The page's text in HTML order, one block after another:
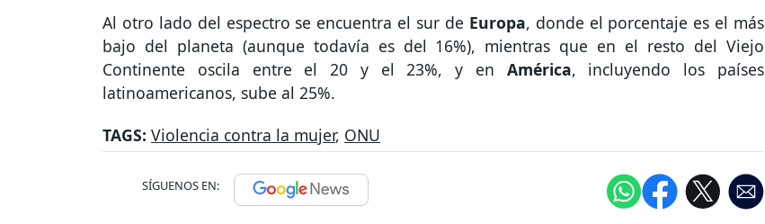
Al otro lado del espectro se encuentra el sur de Europa, donde el porcentaje es el más
bajo del planeta (aunque todavía es del 16%), mientras que en el resto del Viejo
Continente oscila entre el 20 y el 23%, y en América, incluyendo los países
latinoamericanos, sube al 25%.
TAGS: Violencia contra la mujer, ONU
SÍGUENOS EN: